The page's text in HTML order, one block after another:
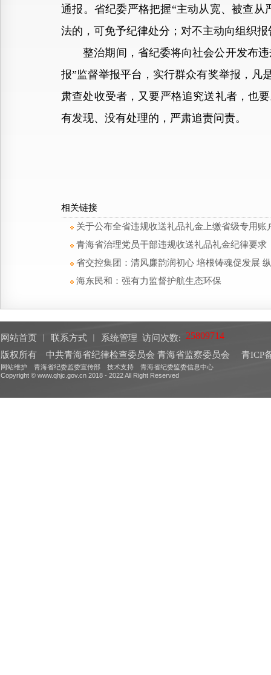
通报。省纪委严格把握“主动从宽、被查
法的，可免予纪律处分；对不主动向组织
整治期间，省纪委将向社会公开发布违
报”监督举报平台，实行群众有奖举报，凡
肃查处收受者，又要严格追究送礼者，也
有发现、没有处理的，严肃追责问责。
相关链接
关于公布全省违规收送礼品礼金上缴省级专用账
青海省治理党员干部违规收送礼品礼金纪律要求
省交控集团：清风廉韵润初心 培根铸魂促发展
海东民和：强有力监督护航生态环保
网站首页 联系方式 系统管理 访问次数:
版权所有 中共青海省纪律检查委员会 青海省监察委员会
青ICP
网站维护 青海省纪委监委宣传部 技术支持 青海省纪委监委信息中心
Copyright © www.qhjc.gov.cn 2018 - 2022 All Right Reserved